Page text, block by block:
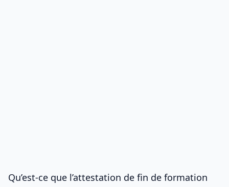
Qu’est-ce que l’attestation de fin de formation